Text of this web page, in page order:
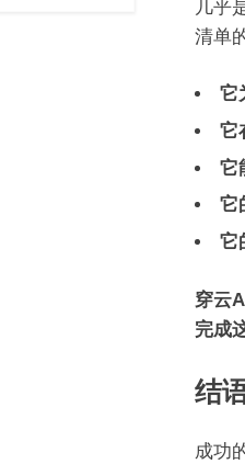
几乎
清单
它
它
它
它
它
穿云
完成
结
成功